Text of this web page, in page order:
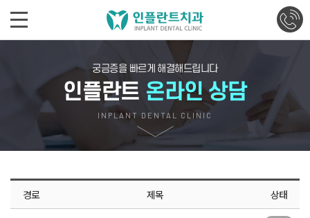
궁금증을 빠르게 해결해드립니다
인플란트 온라인 상담
INPLANT DENTAL CLINIC
경로 제목 상태